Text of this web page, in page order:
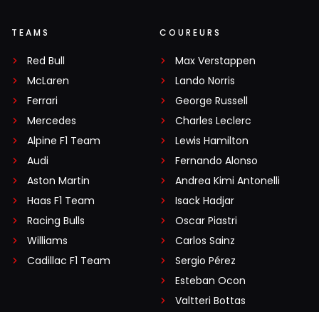
TEAMS
Red Bull
McLaren
Ferrari
Mercedes
Alpine F1 Team
Audi
Aston Martin
Haas F1 Team
Racing Bulls
Williams
Cadillac F1 Team
COUREURS
Max Verstappen
Lando Norris
George Russell
Charles Leclerc
Lewis Hamilton
Fernando Alonso
Andrea Kimi Antonelli
Isack Hadjar
Oscar Piastri
Carlos Sainz
Sergio Pérez
Esteban Ocon
Valtteri Bottas